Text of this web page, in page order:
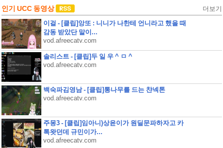
인기 UCC 동영상 더보기
이걸 - [클립]앙또 : 니니가 나한테 언니라고 했을 때
감동 받았단 말이...
vod.afreecatv.com
솔리스트 - [클립]두 일 우 ^ ㅁ ^
vod.afreecatv.com
백숙파김영남 - [클립]통나무를 드는 챤넥톤
vod.afreecatv.com
주몽3 - [클립]임아니)상윤이가 원딜문파하자고 카
톡왓던데 규민이가...
vod.afreecatv.com